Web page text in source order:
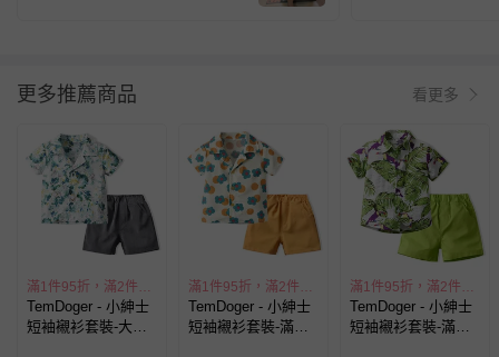
更多推薦商品 看更多
滿1件95折，滿2件89折
TemDoger - 小紳士
短袖襯衫套裝-大花
滿1件95折，滿2件89折
TemDoger - 小紳士
短袖襯衫套裝-滿版
滿1件95折，滿2件89折
TemDoger - 小紳士
短袖襯衫套裝-滿版